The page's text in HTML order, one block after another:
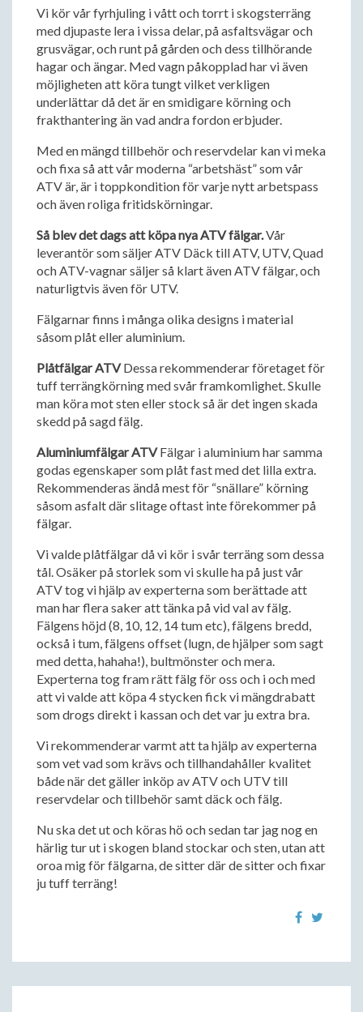
Vi kör vår fyrhjuling i vått och torrt i skogsterräng
med djupaste lera i vissa delar, på asfaltsvägar och
grusvägar, och runt på gården och dess tillhörande
hagar och ängar. Med vagn påkopplad har vi även
möjligheten att köra tungt vilket verkligen
underlättar då det är en smidigare körning och
frakthantering än vad andra fordon erbjuder.
Med en mängd tillbehör och reservdelar kan vi meka
och fixa så att vår moderna “arbetshäst” som vår
ATV är, är i toppkondition för varje nytt arbetspass
och även roliga fritidskörningar.
Så blev det dags att köpa nya ATV fälgar.Vår
leverantör som säljer ATV Däck till ATV, UTV, Quad
och ATV-vagnar säljer så klart även ATV fälgar, och
naturligtvis även för UTV.
Fälgarnar finns i många olika designs i material
såsom plåt eller aluminium.
Plåtfälgar ATVDessa rekommenderar företaget för
tuff terrängkörning med svår framkomlighet. Skulle
man köra mot sten eller stock så är det ingen skada
skedd på sagd fälg.
Aluminiumfälgar ATVFälgar i aluminium har samma
godas egenskaper som plåt fast med det lilla extra.
Rekommenderas ändå mest för “snällare” körning
såsom asfalt där slitage oftast inte förekommer på
fälgar.
Vi valde plåtfälgar då vi kör i svår terräng som dessa
tål. Osäker på storlek som vi skulle ha på just vår
ATV tog vi hjälp av experterna som berättade att
man har flera saker att tänka på vid val av fälg.
Fälgens höjd (8, 10, 12, 14 tum etc), fälgens bredd,
också i tum, fälgens offset (lugn, de hjälper som sagt
med detta, hahaha!), bultmönster och mera.
Experterna tog fram rätt fälg för oss och i och med
att vi valde att köpa 4 stycken fick vi mängdrabatt
som drogs direkt i kassan och det var ju extra bra.
Vi rekommenderar varmt att ta hjälp av experterna
som vet vad som krävs och tillhandahåller kvalitet
både när det gäller inköp av ATV och UTV till
reservdelar och tillbehör samt däck och fälg.
Nu ska det ut och köras hö och sedan tar jag nog en
härlig tur ut i skogen bland stockar och sten, utan att
oroa mig för fälgarna, de sitter där de sitter och fixar
ju tuff terräng!